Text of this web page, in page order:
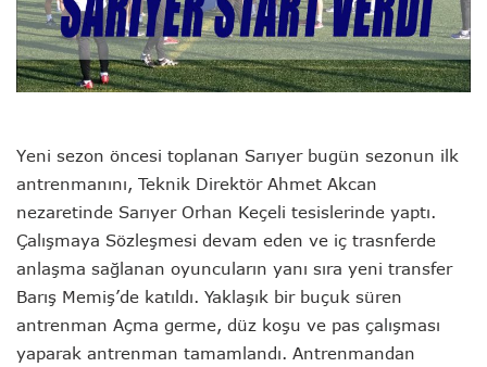
Yeni sezon öncesi toplanan Sarıyer bugün sezonun ilk
antrenmanını, Teknik Direktör Ahmet Akcan
nezaretinde Sarıyer Orhan Keçeli tesislerinde yaptı.
Çalışmaya Sözleşmesi devam eden ve iç trasnferde
anlaşma sağlanan oyuncuların yanı sıra yeni transfer
Barış Memiş’de katıldı. Yaklaşık bir buçuk süren
antrenman Açma germe, düz koşu ve pas çalışması
yaparak antrenman tamamlandı. Antrenmandan